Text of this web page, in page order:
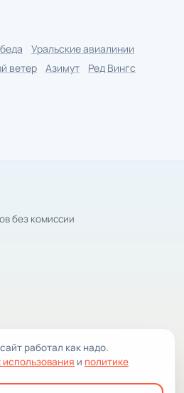
Уральские авиалинии
ветер Азимут
Ред Вингс
без комиссии
работал как надо.
использования и политике